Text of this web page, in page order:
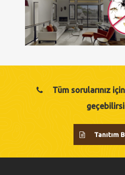
Tüm sorularınız
Tanıtım